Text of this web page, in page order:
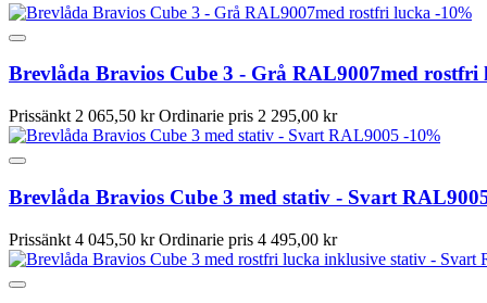
-10%
Brevlåda Bravios Cube 3 - Grå RAL9007med rostfri
Prissänkt 2 065,50 kr Ordinarie pris 2 295,00 kr
-10%
Brevlåda Bravios Cube 3 med stativ - Svart
Prissänkt 4 045,50 kr Ordinarie pris 4 495,00 kr